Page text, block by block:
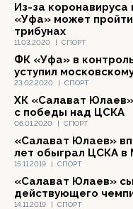
11.03.2020 | СПОРТ
Из-за
«Уфа» может
трибунах
23.02.2020 | СПОРТ
ФК «Уфа» в
уступил
06.01.2020 | СПОРТ
ХК «Салават
с победы над ЦСКА
15.11.2019 | СПОРТ
«Салават Юлаев»
лет обыграл ЦСКА в
14.11.2019 | СПОРТ
«Салават Юлаев»
действующего